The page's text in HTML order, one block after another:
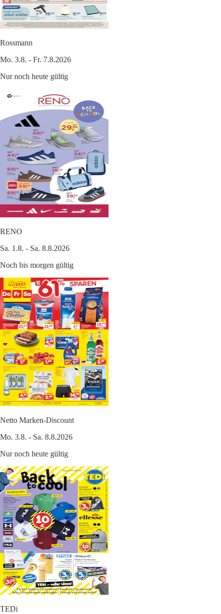
Rossmann
Mo. 3.8. - Fr. 7.8.2026
Nur noch heute gültig
RENO
Sa. 1.8. - Sa. 8.8.2026
Noch bis morgen gültig
Netto Marken-Discount
Mo. 3.8. - Sa. 8.8.2026
Nur noch heute gültig
TEDi